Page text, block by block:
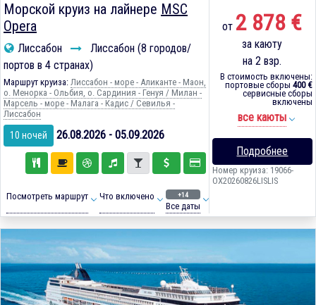
Морской круиз на лайнере MSC
Opera
Лиссабон
Лиссабон (8 городов/
портов в 4 странах)
Маршрут круиза: Лиссабон - море - Аликанте - Маон,
о. Менорка - Ольбия, о. Сардиния - Генуя / Милан -
Марсель - море - Малага - Кадиc / Севилья -
Лиссабон
10 ночей 26.08.2026 - 05.09.2026
Посмотреть маршрут Что включено +14
Все даты
от 2 878 €
за каюту
на 2 взр.
В стоимость включены:
портовые сборы 400 €
сервисные сборы
включены
все каюты
Подробнее
Номер круиза: 19066-
OX20260826LISLIS